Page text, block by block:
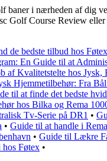
baner i nærheden af dig
Golf Course Review
de bedste tilbud hos
En Guide til at
af Kvalitetstelte hos Jysk,
Hjemmetilbehør: Fra
til at finde det bedste
hos Bilka og Rema
Tv-Serie på DR1 •
• Guide til at handle i
• Guide til Lækre
hos Føtex •